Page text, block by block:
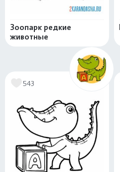
Зоопарк редкие
животные
543